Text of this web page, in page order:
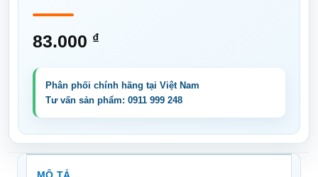
83.000 ₫
MÔ TẢ